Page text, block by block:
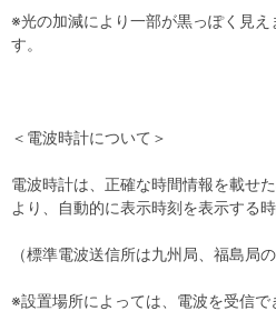
※光の加減により一部が黒っぽく見
す。
＜電波時計について＞
電波時計は、正確な時間情報を載せ
より、自動的に表示時刻を表示する時
（標準電波送信所は九州局、福島局
※設置場所によっては、電波を受信で